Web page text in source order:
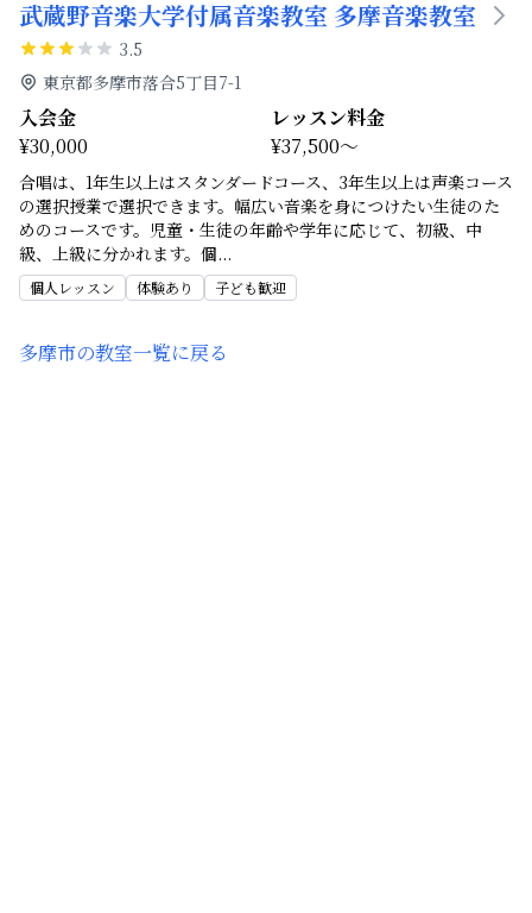
武蔵野音楽大学付属音楽教室 多摩音楽教室
3.5
東京都多摩市落合5丁目7-1
入会金
¥30,000
レッスン料金
¥37,500～
合唱は、1年生以上はスタンダードコース、3年生以上は声楽コース
の選択授業で選択できます。幅広い音楽を身につけたい生徒のた
めのコースです。児童・生徒の年齢や学年に応じて、初級、中
級、上級に分かれます。個...
個人レッスン 体験あり 子ども歓迎
多摩市の教室一覧に戻る